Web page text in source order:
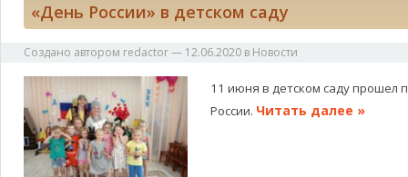
«День России» в детском саду
Создано автором redactor— 12.06.2020 в Новости
11 июня в детском саду
России. Читать далее »